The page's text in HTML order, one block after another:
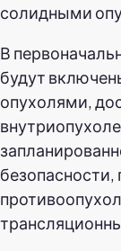
солидными
В
будут
опухолями,